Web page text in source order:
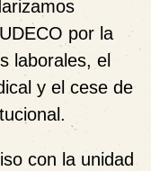
UDECO por la
laborales, el
y el cese de
con la unidad